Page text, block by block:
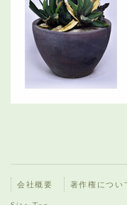
会社概要 著作権につい